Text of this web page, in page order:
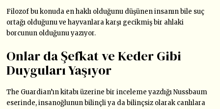
Filozof bu konuda en haklı olduğunu düşünen insanın bile suç
ortağı olduğunu ve hayvanlara karşı gecikmiş bir ahlaki
borcunun olduğunu yazıyor.
Onlar da Şefkat ve Keder Gibi
Duyguları Yaşıyor
The Guardian’ın kitabı üzerine bir inceleme yazdığı Nussbaum
eserinde, insanoğlunun bilinçli ya da bilinçsiz olarak canlılara